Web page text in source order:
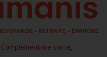
santé,